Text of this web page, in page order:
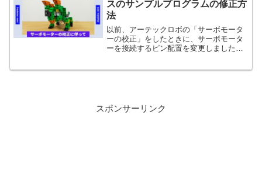
スのサンプルプログラムの修正方
法
以前、アーテックロボの「サーボモータ
ーの校正」をしたときに、サーボモータ
ーを接続するピン配置を変更しました。
スポンサーリンク